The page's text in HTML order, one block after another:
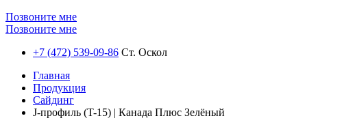
Позвоните мне
Позвоните мне
+7 (472) 539-09-86 Ст. Оскол
Главная
Продукция
Сайдинг
J-профиль (T-15) | Канада Плюс Зелёный